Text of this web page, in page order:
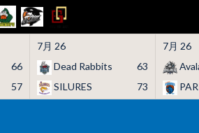
66
57
7月 26
Dead Rabbits
63
SILURES
73
7月 26